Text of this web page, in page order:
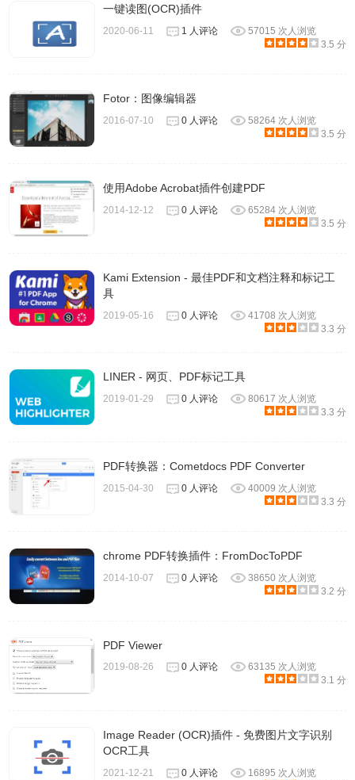
7、完成安装后直接打开应用程序即可。
8、安装完成后帮助里查看软件授权信息，你会发现软件对于
一键读图(OCR)插件
2020-06-11 1 人评论
57015 次人浏览
3.5 分
Fotor：图像编辑器
2016-07-10 0 人评论
58264 次人浏览
3.5 分
使用Adobe Acrobat插件创建PDF
2014-12-12 0 人评论
65284 次人浏览
3.5 分
Kami Extension - 最佳PDF和文档注释和标记工
具
2019-05-16 0 人评论
41708 次人浏览
3.3 分
LINER - 网页、PDF标记工具
2019-01-29 0 人评论
80617 次人浏览
3.3 分
PDF转换器：Cometdocs PDF Converter
2015-04-30 0 人评论
40009 次人浏览
3.3 分
chrome PDF转换插件：FromDocToPDF
2014-10-07 0 人评论
38650 次人浏览
3.2 分
PDF Viewer
2019-08-26 0 人评论
63135 次人浏览
3.1 分
Image Reader (OCR)插件 - 免费图片文字识别
OCR工具
2021-12-21 0 人评论
16895 次人浏览